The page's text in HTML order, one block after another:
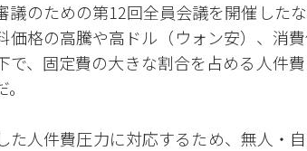
議のための第12回全員会議を開催した
価格の高騰や高ドル（ウォン安）、消
で、固定費の大きな割合を占める人件
た人件費圧力に対応するため、無人・